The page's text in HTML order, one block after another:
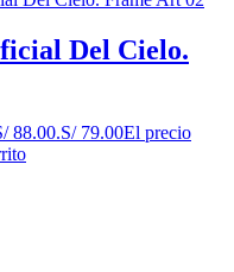
Del Cielo.
88.00.S/79.00El precio